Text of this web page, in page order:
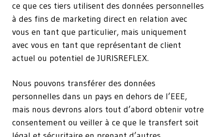
ce que ces tiers utilisent des données personnelles
à des fins de marketing direct en relation avec
vous en tant que particulier, mais uniquement
avec vous en tant que représentant de client
actuel ou potentiel de JURISREFLEX.
Nous pouvons transférer des données
personnelles dans un pays en dehors de l’EEE,
mais nous devrons alors tout d’abord obtenir votre
consentement ou veiller à ce que le transfert soit